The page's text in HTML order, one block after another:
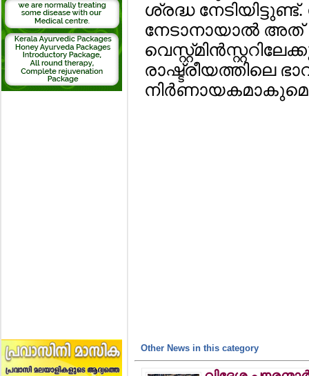
ശ്രദ്ധ
നേടാനായാല്‍ അത്
രാഷ്ട്രീയത്തിലെ
Other News in this category